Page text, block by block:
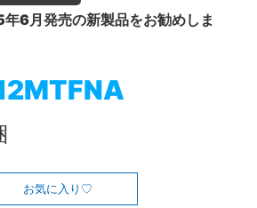
6月発売の新製品をお勧めしま
お気に入り